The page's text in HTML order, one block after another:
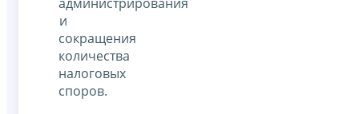
и
сокращения
количества
налоговых
споров.